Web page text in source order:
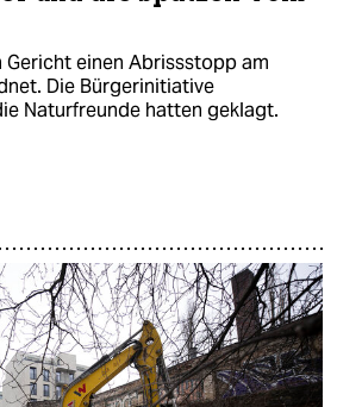
einen Abrissstopp am
Die Bürgerinitiative
Naturfreunde hatten geklagt.